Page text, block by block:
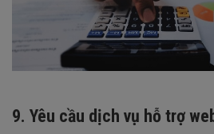
9. Yêu cầu dịch vụ hỗ trợ